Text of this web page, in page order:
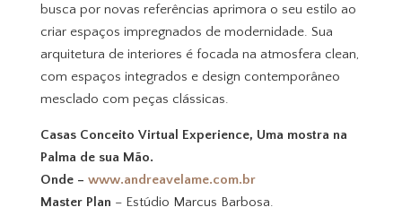
busca por novas referências aprimora o seu estilo ao
criar espaços impregnados de modernidade. Sua
arquitetura de interiores é focada na atmosfera clean,
com espaços integrados e design contemporâneo
mesclado com peças clássicas.
Casas Conceito Virtual Experience, Uma mostra na
Palma de sua Mão.
Onde – www.andreavelame.com.br
Master Plan – Estúdio Marcus Barbosa.